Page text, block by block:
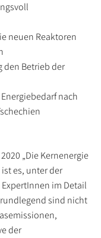
neuen Reaktoren
den Betrieb der
nach
„Die Kernenergie
es, unter der
im Detail
sind nicht
der